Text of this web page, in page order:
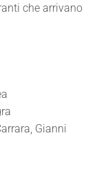
che arrivano
Gianni